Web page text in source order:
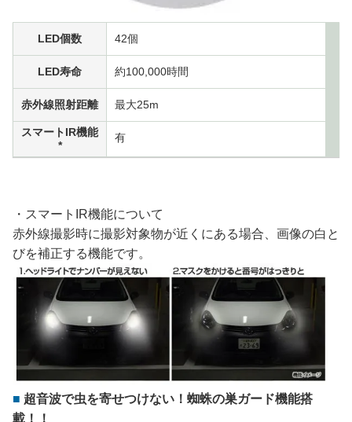
LED個数 42個
LED寿命 約100,000時間
赤外線照射距離 最大25m
スマートIR機能
*
有
・スマートIR機能について
赤外線撮影時に撮影対象物が近くにある場合、画像の白と
びを補正する機能です。
超音波で虫を寄せつけない！蜘蛛の巣ガード機能搭
載！！